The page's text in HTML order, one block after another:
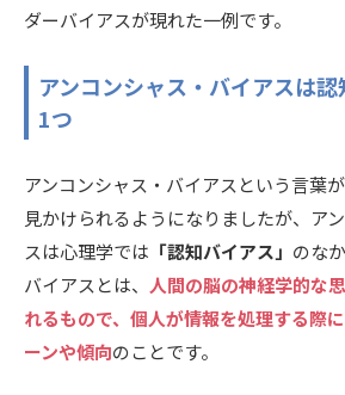
ダーバイアスが現れた一例です。
アンコンシャス・バイアスは
1つ
アンコンシャス・バイアスという言葉
見かけられるようになりましたが、ア
スは心理学では 「認知バイアス」 のな
バイアスとは、 人間の脳の神経学的な
れるもので、個人が情報を処理する際
ーンや傾向のことです。